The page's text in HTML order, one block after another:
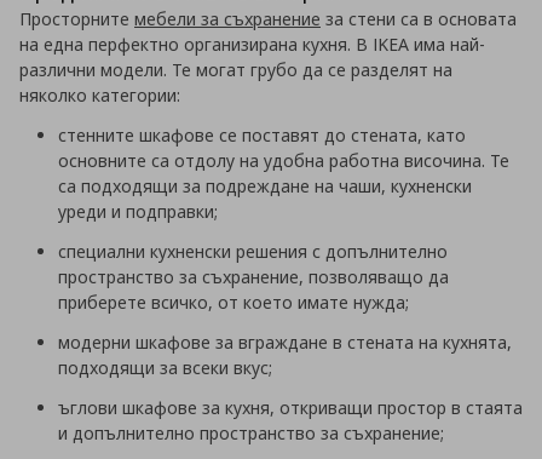
Просторните мебели за съхранение за стени са в основата
на една перфектно организирана кухня. В IKEA има най-
различни модели. Те могат грубо да се разделят на
няколко категории:
стенните шкафове се поставят до стената, като
основните са отдолу на удобна работна височина. Те
са подходящи за подреждане на чаши, кухненски
уреди и подправки;
специални кухненски решения с допълнително
пространство за съхранение, позволяващо да
приберете всичко, от което имате нужда;
модерни шкафове за вграждане в стената на кухнята,
подходящи за всеки вкус;
ъглови шкафове за кухня, откриващи простор в стаята
и допълнително пространство за съхранение;